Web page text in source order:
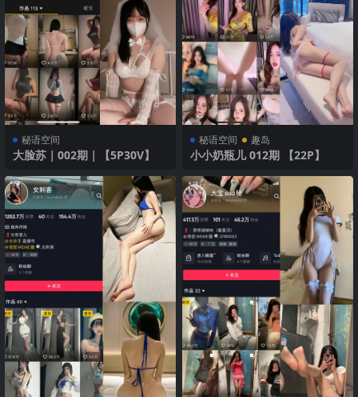
秘语空间
大脸苏｜002期｜【5P30V】
秘语空间 趣岛
小小奶瓶儿 012期 【22P】